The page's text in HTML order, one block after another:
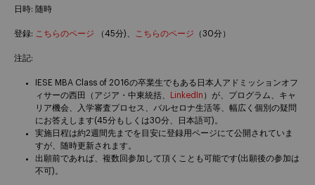
日時: 随時
登録: こちらのページ （45分)、 こちらのページ （30分）
注記:
IESE MBA Class of 2016の卒業生でもある日本人アドミッションオフ
ィサーの西田（アジア・中東統括、
LinkedIn ）が、プログラム、キャ
リア機会、入学審査プロセス、バルセロナ生活等、幅広く個別の疑問
にお答えします(45分もしくは30分、日本語可)。
実施日程は約2週間先までを目安に登録用ページにて公開されていま
すが、随時更新されます。
出願前であれば、複数回参加して頂くことも可能です(出願後の参加は
不可)。